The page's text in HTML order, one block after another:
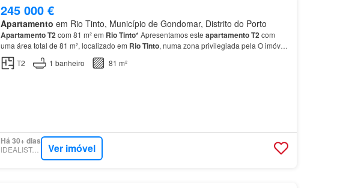
245 000 €
Apartamento em Rio Tinto, Município de Gondomar, Distrito do Porto
ApartamentoT2com 81 m² em RioTinto* Apresentamos este apartamentoT2com
uma área total de 81 m², localizado em RioTinto, numa zona privilegiada pela O imóvel
beneficia de ótimos acessos às principais vias rodoviárias, pe…
T2 1 banheiro 81 m²
Há 30+ dias
IDEALISTA.PT Ver imóvel